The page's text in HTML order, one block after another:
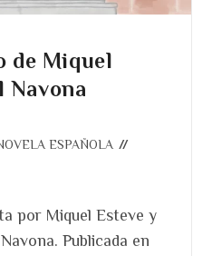
de Miquel
Navona
ESPAÑOLA
por Miquel Esteve y
Publicada en